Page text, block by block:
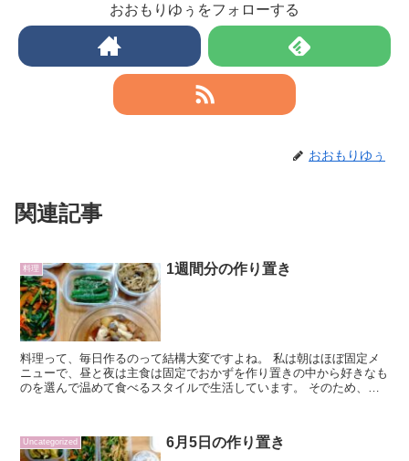
おおもりゆぅをフォローする
おおもりゆぅ
関連記事
料理 1週間分の作り置き
料理って、毎日作るのって結構大変ですよね。 私は朝はほぼ固定メ
ニューで、昼と夜は主食は固定でおかずを作り置きの中から好きなも
のを選んで温めて食べるスタイルで生活しています。 そのため、休
Uncategorized 6月5日の作り置き